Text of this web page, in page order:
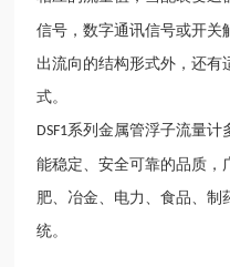
信号，数字通讯信号或开关
出流向的结构形式外，还有
式。
DSF1系列金属管浮子流量计
能稳定、安全可靠的品质，
肥、冶金、电力、食品、制
统。